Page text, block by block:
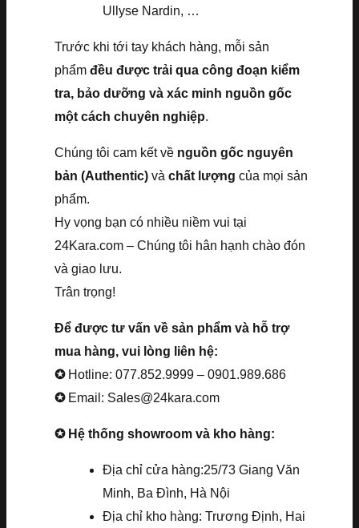
Ullyse Nardin, …
Trước khi tới tay khách hàng, mỗi sản
phẩm đều được trải qua công đoạn kiểm
tra, bảo dưỡng và xác minh nguồn gốc
một cách chuyên nghiệp.
Chúng tôi cam kết về nguồn gốc nguyên
bản (Authentic) và chất lượng của mọi sản
phẩm.
Hy vọng bạn có nhiều niềm vui tại
24Kara.com – Chúng tôi hân hạnh chào đón
và giao lưu.
Trân trọng!
Để được tư vấn về sản phẩm và hỗ trợ
mua hàng, vui lòng liên hệ:
✪ Hotline: 077.852.9999 – 0901.989.686
✪ Email: Sales@24kara.com
✪ Hệ thống showroom và kho hàng:
Địa chỉ cửa hàng:25/73 Giang Văn
Minh, Ba Đình, Hà Nội
Địa chỉ kho hàng: Trương Định, Hai